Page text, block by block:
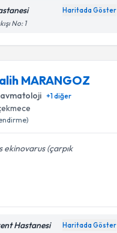
Haritada Göster
No: 1
MARANGOZ
+1diğer
ekinovarus (çarpık
Hastanesi Haritada Göster